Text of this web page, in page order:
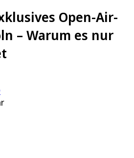
Open-Air-
– Warum es nur